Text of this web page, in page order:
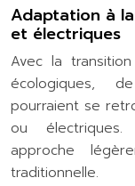
Adaptation à
et électriques
Avec la
écologiques,
pourraient se
ou
approche
traditionnelle.